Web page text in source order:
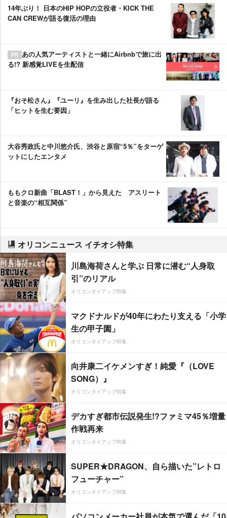
14年ぶり！ 日本のHIP HOPの立役者・KICK THE
CAN CREWが語る復活の理由
あの人気アーティストと一緒にAirbnbで旅に出
る!? 新感覚LIVEを生配信
『おそ松さん』『ユーリ』を生み出した社長が語る
「ヒットを生む要因」
大谷秀政氏と中川悠介氏、渋谷と原宿“5％”をターゲ
ットにしたエンタメ
ももクロ新曲「BLAST！」から見えた アスリート
と音楽の“相互関係”
オリコンニュース イチオシ特集
川島海荷さんと学ぶ 日常に潜む“人身取
引”のリアル
オリコンタイアップ特集
マクドナルドが40年にわたり支える「小学
生の甲子園」
オリコンタイアップ特集
向井康二イケメンすぎ！純愛『（LOVE
SONG）』
オリコンタイアップ特集
デカすぎ都市伝説発生!?ファミマ45％増量
作戦再来
オリコンタイアップ特集
SUPER★DRAGON、自ら描いた”レトロ
フューチャー”
オリコンタイアップ特集